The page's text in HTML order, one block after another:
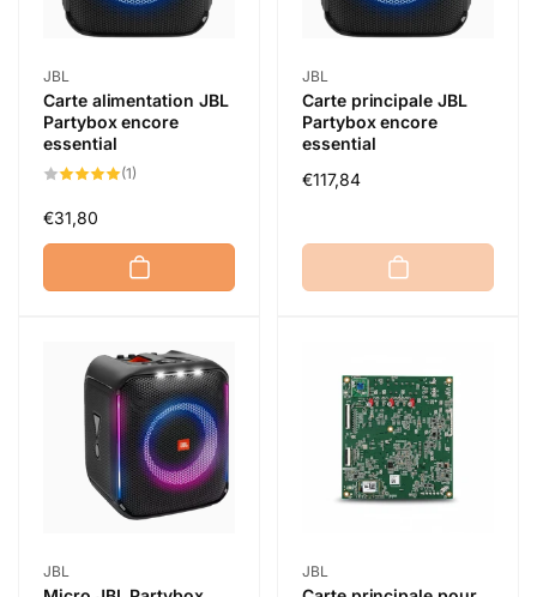
Distributeur :
JBL
Carte alimentation JBL
Partybox encore
essential
(1)
Prix
habituel
€31,80
Distributeur :
JBL
Carte principale JBL
Partybox encore
essential
Prix
€117,84
Distributeur :
JBL Distributeur :
JBL